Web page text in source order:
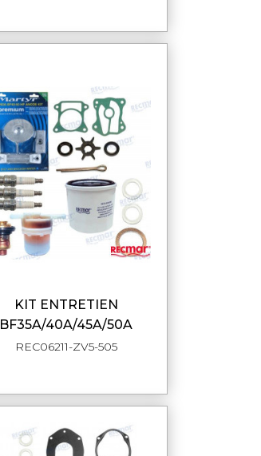
APERÇU RAPIDE
KIT ENTRETIEN
BF35A/40A/45A/50A
REC06211-ZV5-505